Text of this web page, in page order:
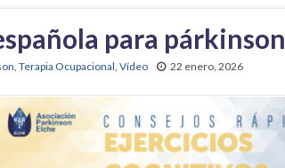
para párkinson
Terapia Ocupacional Vídeo 22 enero, 2026